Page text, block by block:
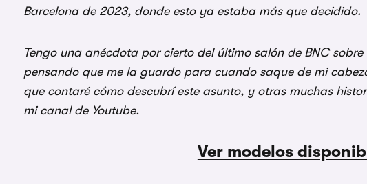
Barcelona de 2023, donde esto ya estaba más que decidido.
Tengo una anécdota por cierto del último salón de BNC
pensando que me la guardo para cuando saque de mi
que contaré cómo descubrí este asunto, y otras muchas
mi canal de Youtube.
Ver modelos